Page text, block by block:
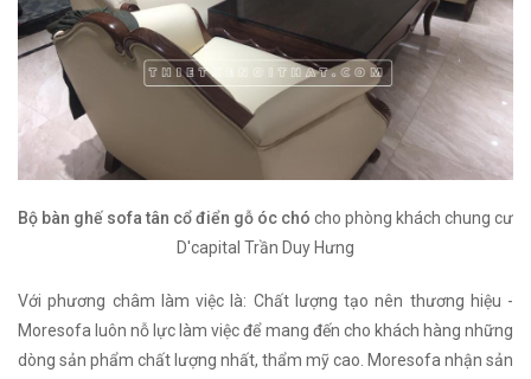
Bộ bàn ghế sofa tân cổ điển gỗ óc chó cho phòng khách chung cư
D'capital Trần Duy Hưng
Với phương châm làm việc là: Chất lượng tạo nên thương hiệu -
Moresofa luôn nỗ lực làm việc để mang đến cho khách hàng những
dòng sản phẩm chất lượng nhất, thẩm mỹ cao. Moresofa nhận sản